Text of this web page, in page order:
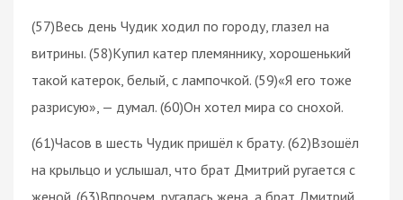
(57)Весь день Чудик ходил по городу, глазел на
витрины. (58)Купил катер племяннику, хорошенький
такой катерок, белый, с лампочкой. (59)«Я его тоже
разрисую», — думал. (60)Он хотел мира со снохой.
(61)Часов в шесть Чудик пришёл к брату. (62)Взошёл
на крыльцо и услышал, что брат Дмитрий ругается с
женой. (63)Впрочем, ругалась жена, а брат Дмитрий